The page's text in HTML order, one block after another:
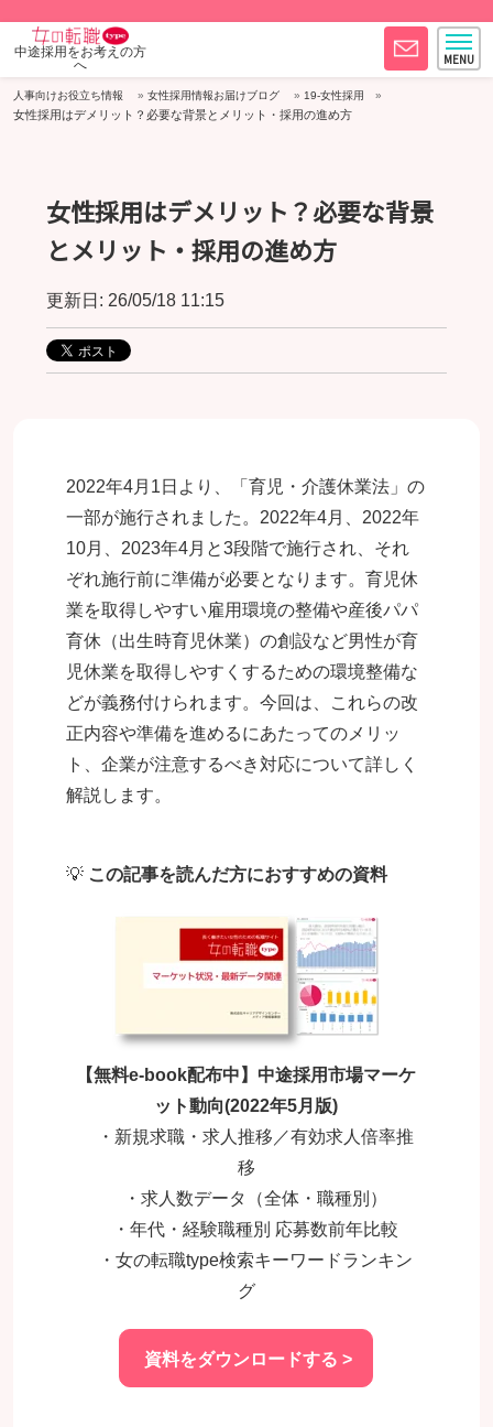
中途採用をお考えの方
へ
人事向けお役立ち情報 女性採用情報お届けブログ 19-女性採用
女性採用はデメリット？必要な背景とメリット・採用の進め方
女性採用はデメリット？必要な背景
とメリット・採用の進め方
更新日: 26/05/18 11:15
2022年4月1日より、「育児・介護休業法」の
一部が施行されました。2022年4月、2022年
10月、2023年4月と3段階で施行され、それ
ぞれ施行前に準備が必要となります。育児休
業を取得しやすい雇用環境の整備や産後パパ
育休（出生時育児休業）の創設など男性が育
児休業を取得しやすくするための環境整備な
どが義務付けられます。今回は、これらの改
正内容や準備を進めるにあたってのメリッ
ト、企業が注意するべき対応について詳しく
解説します。
💡 この記事を読んだ方におすすめの資料
【無料e-book配布中】中途採用市場マーケ
ット動向(2022年5月版)
・新規求職・求人推移／有効求人倍率推
移
・求人数データ（全体・職種別）
・年代・経験職種別 応募数前年比較
・女の転職type検索キーワードランキン
グ
資料をダウンロードする >